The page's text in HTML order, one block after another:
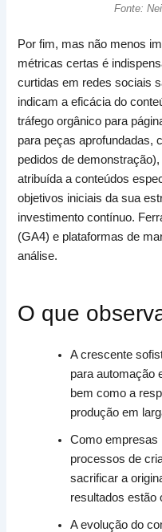
Fonte:
Por fim, mas não menos
métricas certas é
curtidas em redes sociais
indicam a eficácia do
tráfego orgânico para
para peças aprofundadas,
pedidos de
atribuída a conteúdos
objetivos iniciais da sua
investimento contínuo.
(GA4) e plataformas de
análise.
O que
A crescente
para automação
bem como a
produção em
Como empresas
processos de
sacrificar a
resultados estão
A evolução do